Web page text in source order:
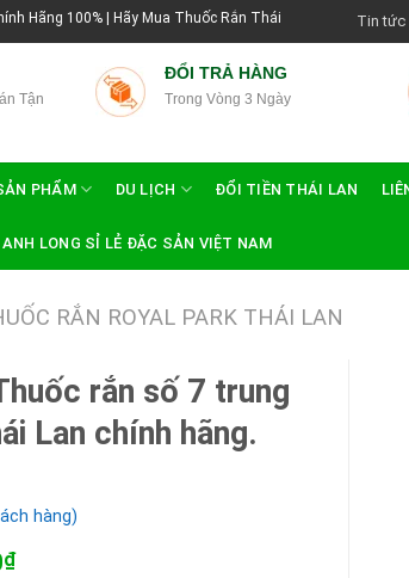
| Hãy Mua Thuốc Rắn Thái Lan Tại Hướng Dẫn Viên Shop |
Tin tức
Tận
ĐỔI TRẢ HÀNG
Trong Vòng 3 Ngày
PHẨM DU LỊCH ĐỔI TIỀN THÁI LAN
ANH LONG SỈ LẺ ĐẶC SẢN VIỆT NAM
RẮN ROYAL PARK THÁI LAN
rắn số 7 trung
Lan chính hãng.
hàng)
₫Giá